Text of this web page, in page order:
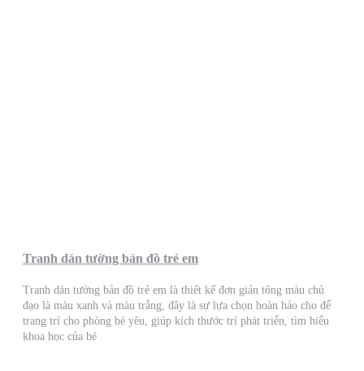
Tranh dán tường bản đồ trẻ em
Tranh dán tường bản đồ trẻ em là thiết kế đơn giản tông màu chủ
đạo là màu xanh và màu trắng, đây là sự lựa chọn hoàn hảo cho để
trang trí cho phòng bé yêu, giúp kích thước trí phát triển, tìm hiểu
khoa học của bé